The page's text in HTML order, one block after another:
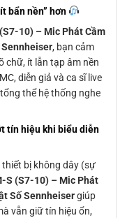
bẩn nền” hơn
10) – Mic Phát Cầm
Sennheiser, bạn cảm
chữ, ít lẫn tạp âm nền
diễn giả và ca sĩ live
thể hệ thống nghe
tín hiệu khi biểu diễn
bị không dây (sự
S (S7-10) – Mic Phát
Số Sennheisergiúp
vẫn giữ tín hiệu ổn,